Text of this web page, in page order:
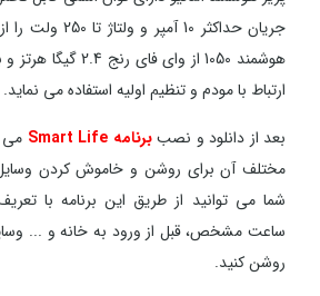
جریان حداکثر 10
ارتباط با مودم و تنظیم اولیه استفاده می نماید.
بعد از دانلود و نصببرنامه Smart Life
می
مختلف آن برای روشن و خاموش کردن وسایل
شما می توانید از طریق این برنامه با
ساعت مشخص، قبل از ورود به خانه و ...
روشن کنید.